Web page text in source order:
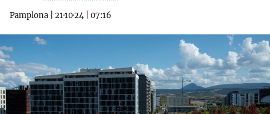
Pamplona 21·10·24 07:16